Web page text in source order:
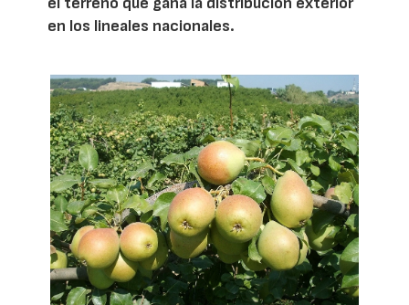
en los lineales nacionales.